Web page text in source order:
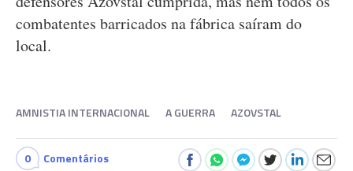
combatentes barricados na fábrica saíram do
local.
AMNISTIA INTERNACIONAL A GUERRA AZOVSTAL
0 Comentários